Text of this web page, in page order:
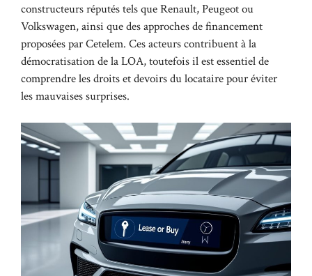
constructeurs réputés tels que Renault, Peugeot ou
Volkswagen, ainsi que des approches de financement
proposées par Cetelem. Ces acteurs contribuent à la
démocratisation de la LOA, toutefois il est essentiel de
comprendre les droits et devoirs du locataire pour éviter
les mauvaises surprises.